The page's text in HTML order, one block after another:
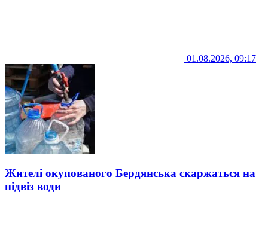
01.08.2026, 09:17
Жителі окупованого Бердянська скаржаться на
підвіз води